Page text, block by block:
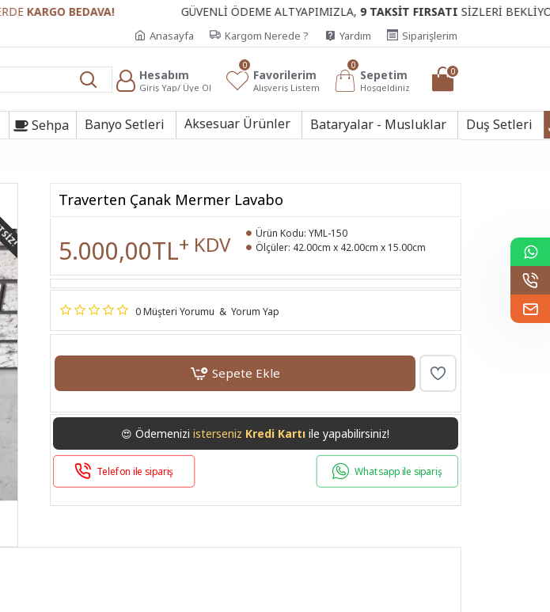
BEDAVA! GÜVENLİ ÖDEME ALTYAPIMIZLA,9 TAKSİT FIRSATISİZLERİ BEKLİYOR.
Anasayfa Kargom Nerede ? Yardım Siparişlerim
Hesabım
Giriş Yap/ Üye Ol
Favorilerim
Alışveriş Listem
0
Sepetim
Hoşgeldiniz
0
0
Sehpa Banyo Setleri Aksesuar Ürünler Bataryalar - Musluklar Duş Setleri
Traverten Çanak Mermer Lavabo
0 Müşteri Yorumu & Yorum Yap
5.000,00TL+ KDV Ürün Kodu: YML-150
Ölçüler: 42.00cm x 42.00cm x 15.00cm
Sepete Ekle
😍Ödemenizi istersenizHavale/EFT ile yapabilirsiniz!
Telefon ile sipariş Whatsapp ile sipariş